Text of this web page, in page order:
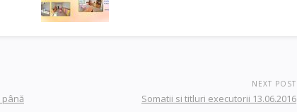
NEXT POST
Somatii si titluri executorii 13.06.2016